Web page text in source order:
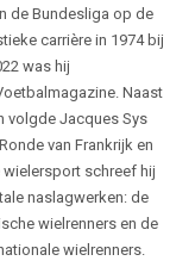
de Bundesliga op de
carrière in 1974 bij
was hij
Naast
volgde Jacques Sys
van Frankrijk en
schreef hij
naslagwerken: de
wielrenners en de
wielrenners.